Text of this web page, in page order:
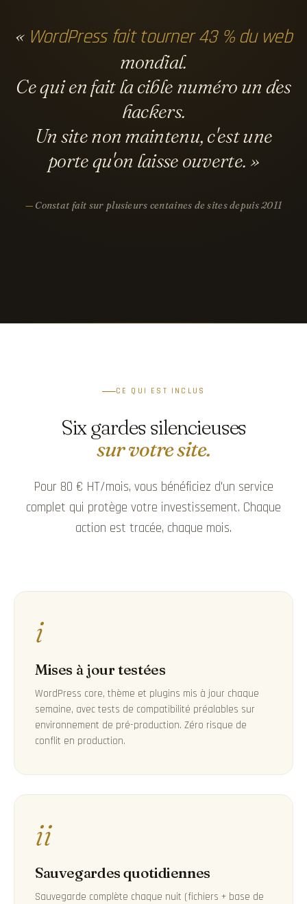
« WordPress fait tourner 43 % du web
mondial.
Ce qui en faitla cible numéro un des
hackers.
Un site non maintenu, c'est une
porte qu'on laisse ouverte. »
Constat fait sur plusieurs centaines de sites depuis 2011
CE QUI EST INCLUS
Six gardes silencieuses
sur votre site.
Pour 80 € HT/mois, vous bénéficiez d'un service
complet qui protège votre investissement. Chaque
action est tracée, chaque mois.
i
Mises à jour testées
WordPress core, thème et plugins mis à jour chaque
semaine, avec tests de compatibilité préalables sur
environnement de pré-production. Zéro risque de
conflit en production.
ii
Sauvegardes quotidiennes
Sauvegarde complète chaque nuit (fichiers + base de